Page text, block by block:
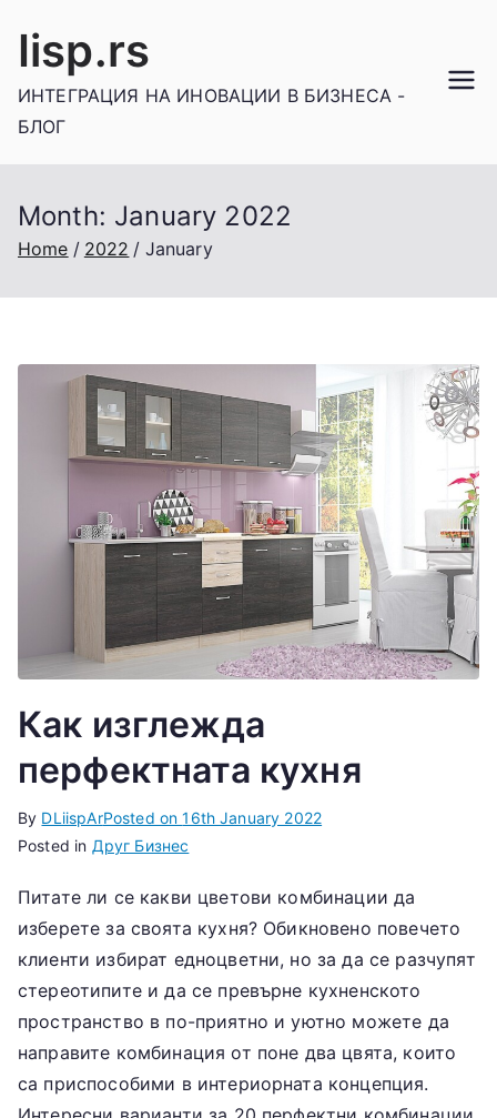
Iisp.rs
ИНТЕГРАЦИЯ НА ИНОВАЦИИ В БИЗНЕСА -
БЛОГ
Month: January 2022
Home 2022 January
Как изглежда
перфектната кухня
By DLiispArPosted on16th January 2022
Posted in Друг Бизнес
Питате ли се какви цветови комбинации да
изберете за своята кухня? Обикновено повечето
клиенти избират едноцветни, но за да се разчупят
стереотипите и да се превърне кухненското
пространство в по-приятно и уютно можете да
направите комбинация от поне два цвята, които
са приспособими в интериорната концепция.